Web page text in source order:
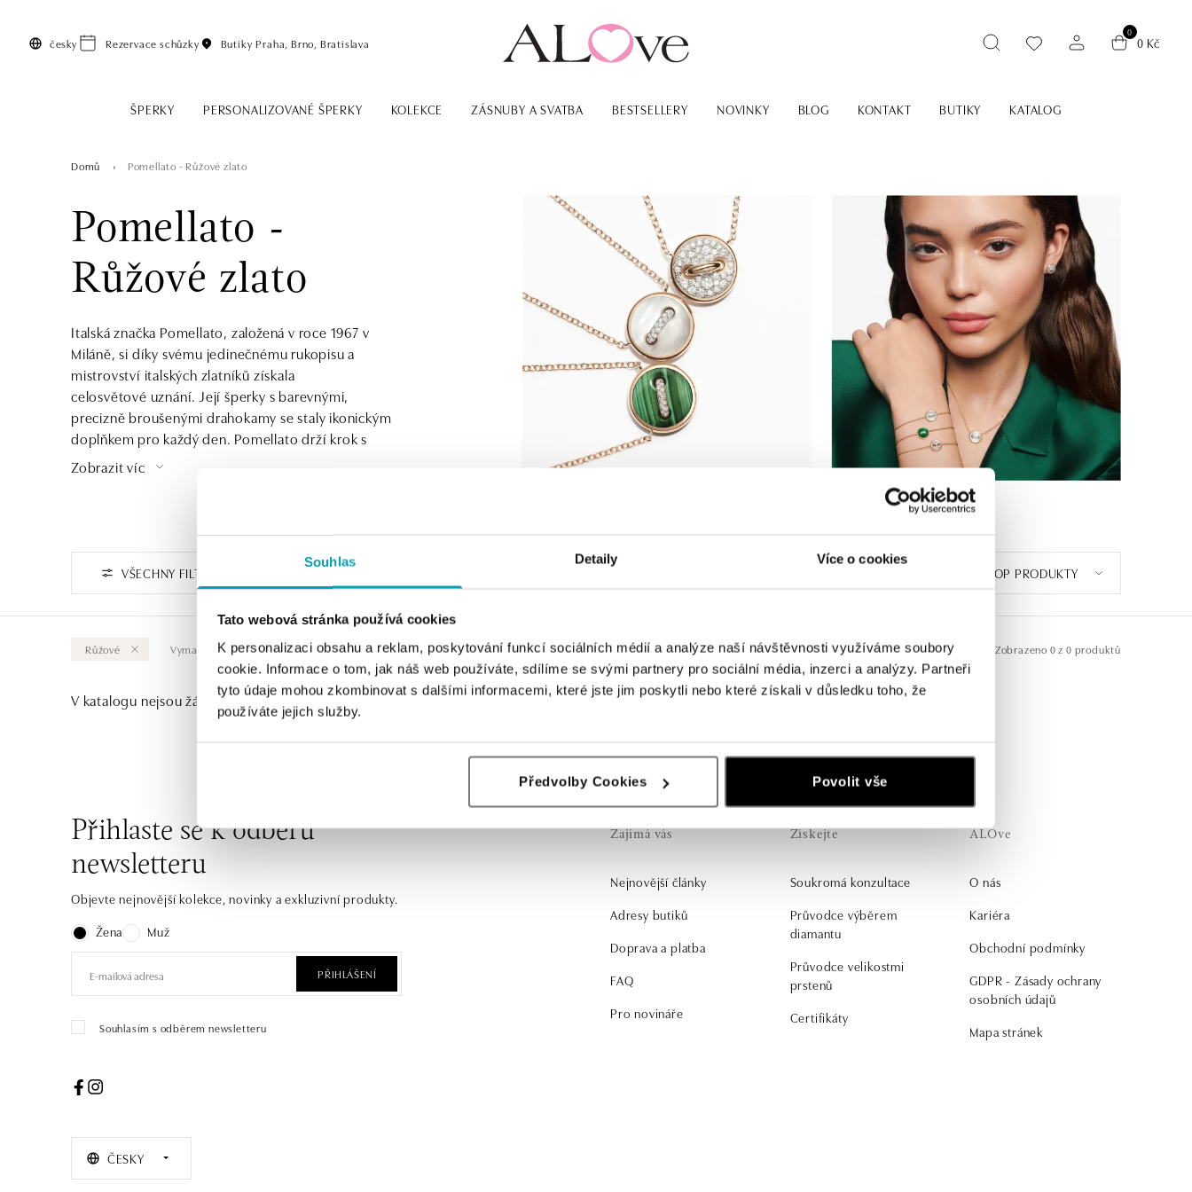
Souhlas Detaily Více o cookies
Tato webová stránka používá cookies
K personalizaci obsahu a reklam, poskytování funkcí sociálních médií a analýze naší návštěvnosti využíváme soubory
cookie. Informace o tom, jak náš web používáte, sdílíme se svými partnery pro sociální média, inzerci a analýzy. Partneři
tyto údaje mohou zkombinovat s dalšími informacemi, které jste jim poskytli nebo které získali v důsledku toho, že
používáte jejich služby.
Předvolby Cookies Povolit vše
česky Rezervace schůzky Butiky Praha, Brno, Bratislava
0
0 Kč
ŠPERKY PERSONALIZOVANÉ ŠPERKY KOLEKCE ZÁSNUBY A SVATBA BESTSELLERY NOVINKY BLOG KONTAKT BUTIKY KATALOG
Domů Pomellato - Růžové zlato
Pomellato -
Růžové zlato
Italská značka Pomellato, založená v roce 1967 v
Miláně, si díky svému jedinečnému rukopisu a
mistrovství italských zlatníků získala
celosvětové uznání. Její šperky s barevnými,
precizně broušenými drahokamy se staly ikonickým
doplňkem pro každý den. Pomellato drží krok s
nejnovějšími módními trendy a udává směr ve světě
Zobrazit víc
VŠECHNY FILTRY TOP PRODUKTY
Růžové Vymazat vše Zobrazeno 0 z 0 produktů
V katalogu nejsou žádné produkty.
Přihlaste se k odběru
newsletteru
Objevte nejnovější kolekce, novinky a exkluzivní produkty.
Žena
Muž
PŘIHLÁŠENÍ
Souhlasím s odběrem newsletteru
ČESKY
Zajímá vás
Nejnovější články
Adresy butiků
Doprava a platba
FAQ
Pro novináře
Získejte
Soukromá konzultace
Průvodce výběrem
diamantu
Průvodce velikostmi
prstenů
Certifikáty
ALOve
O nás
Kariéra
Obchodní podmínky
GDPR - Zásady ochrany
osobních údajů
Mapa stránek